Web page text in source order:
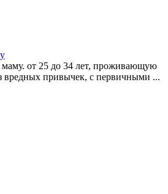
от 25 до 34 лет, проживающую
вредных привычек, с первичными ...